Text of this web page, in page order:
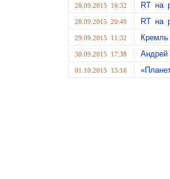
28.09.2015 16:32 RT на
28.09.2015 20:49 RT на
29.09.2015 11:32 Кремль
30.09.2015 17:38 Андрей
01.10.2015 15:16